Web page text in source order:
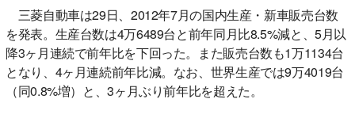
三菱自動車は29日、2012年7月の国内生産・新車販売台数
を発表。生産台数は4万6489台と前年同月比8.5%減と、5月以
降3ヶ月連続で前年比を下回った。また販売台数も1万1134台
となり、4ヶ月連続前年比減。なお、世界生産では9万4019台
（同0.8%増）と、3ヶ月ぶり前年比を超えた。